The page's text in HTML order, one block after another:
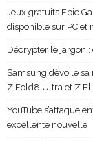
Jeux gratuits Epic
disponible sur PC et
Décrypter le jargon :
Samsung dévoile
Z Fold8 Ultra et Z
YouTube s’attaque
excellente nouvelle